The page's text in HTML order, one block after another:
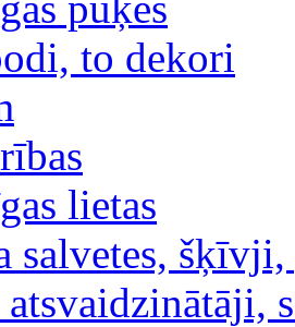
to dekori
lietas
salvetes,
atsvaidzinātāji,